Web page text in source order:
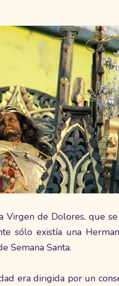
Virgen de Dolores, que
sólo existía una
Semana Santa.
era dirigida por un